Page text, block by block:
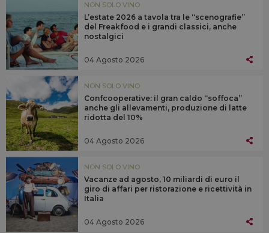
NON SOLO VINO
L’estate 2026 a tavola tra le “scenografie”
del Freakfood e i grandi classici, anche
nostalgici
04 Agosto 2026
NON SOLO VINO
Confcooperative: il gran caldo “soffoca”
anche gli allevamenti, produzione di latte
ridotta del 10%
04 Agosto 2026
NON SOLO VINO
Vacanze ad agosto, 10 miliardi di euro il
giro di affari per ristorazione e ricettività in
Italia
04 Agosto 2026